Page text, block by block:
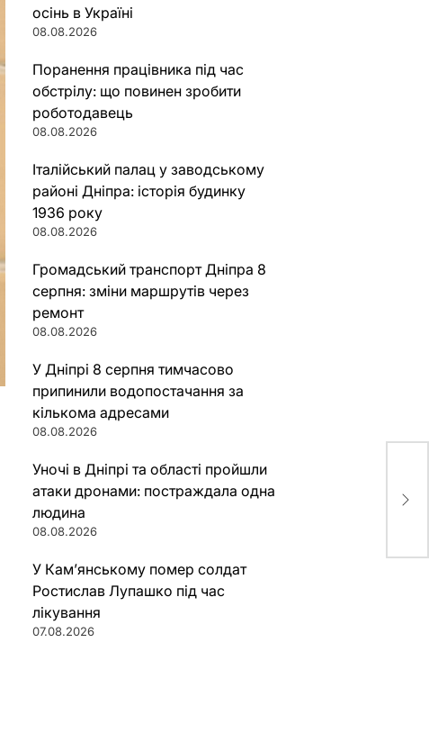
осінь в Україні
08.08.2026
Поранення працівника під час
обстрілу: що повинен зробити
роботодавець
08.08.2026
Італійський палац у заводському
районі Дніпра: історія будинку
1936 року
08.08.2026
Громадський транспорт Дніпра 8
серпня: зміни маршрутів через
ремонт
08.08.2026
У Дніпрі 8 серпня тимчасово
припинили водопостачання за
кількома адресами
08.08.2026
Уночі в Дніпрі та області пройшли
атаки дронами: постраждала одна
людина
08.08.2026
У Кам’янському помер солдат
Ростислав Лупашко під час
лікування
07.08.2026